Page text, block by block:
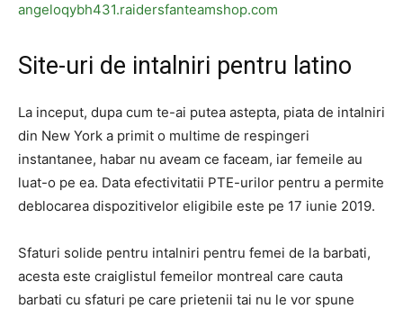
angeloqybh431.raidersfanteamshop.com
Site-uri de intalniri pentru latino
La inceput, dupa cum te-ai putea astepta, piata de intalniri
din New York a primit o multime de respingeri
instantanee, habar nu aveam ce faceam, iar femeile au
luat-o pe ea. Data efectivitatii PTE-urilor pentru a permite
deblocarea dispozitivelor eligibile este pe 17 iunie 2019.
Sfaturi solide pentru intalniri pentru femei de la barbati,
acesta este craiglistul femeilor montreal care cauta
barbati cu sfaturi pe care prietenii tai nu le vor spune